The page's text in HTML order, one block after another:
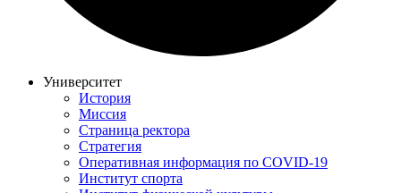
Университет
История
Миссия
Страница ректора
Стратегия
Оперативная информация по COVID-19
Институт спорта